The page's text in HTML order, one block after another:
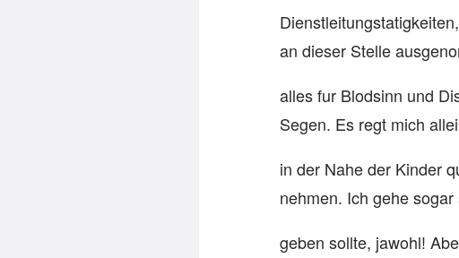
an dieser Stelle
alles fur Blodsinn und
Segen. Es regt mich
in der Nahe der Kinder
nehmen. Ich gehe
geben sollte, jawohl!